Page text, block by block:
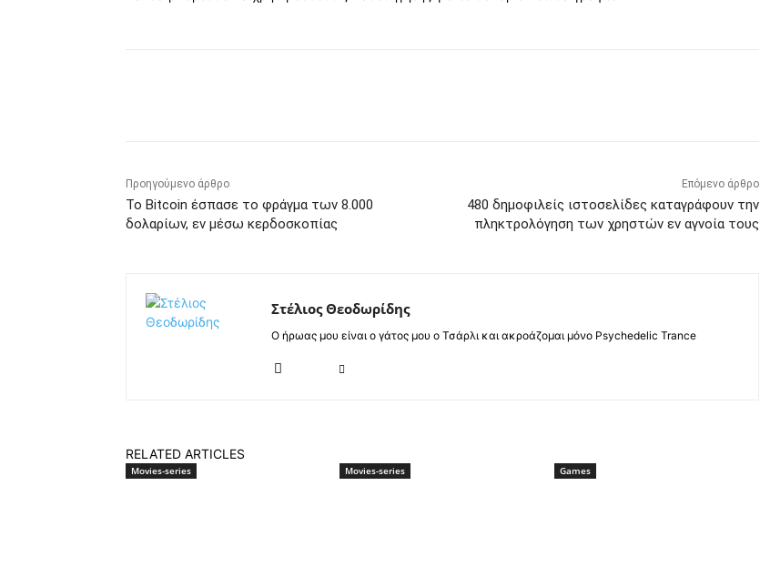
Προηγούμενο άρθρο
Το Bitcoin έσπασε το φράγμα των 8.000
δολαρίων, εν μέσω κερδοσκοπίας
Επόμενο άρθρο
480 δημοφιλείς ιστοσελίδες καταγράφουν την
πληκτρολόγηση των χρηστών εν αγνοία τους
Στέλιος Θεοδωρίδης
Ο ήρωας μου είναι ο γάτος μου ο Τσάρλι και ακροάζομαι μόνο Psychedelic Trance
RELATED ARTICLES
Movies-series Movies-series Games